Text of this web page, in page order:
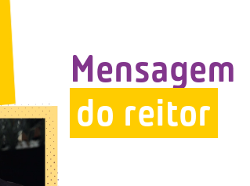
Mensagem
do reitor